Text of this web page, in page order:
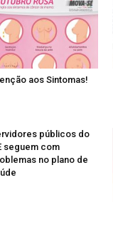
aos Sintomas!
públicos do
seguem com
no plano de